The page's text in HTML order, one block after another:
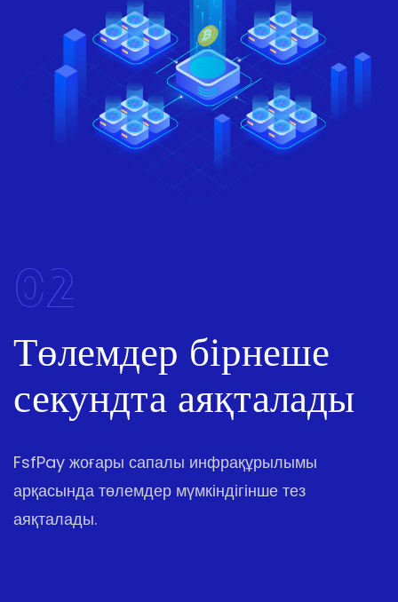
02
Төлемдер бірнеше
секундта аяқталады
FsfPay жоғары сапалы инфрақұрылымы
арқасында төлемдер мүмкіндігінше тез
аяқталады.